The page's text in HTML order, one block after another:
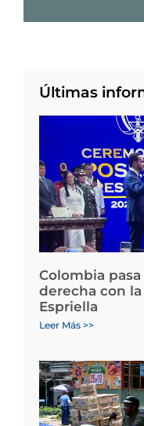
Últimas
Colombia
derecha con
Espriella
Leer Más >>